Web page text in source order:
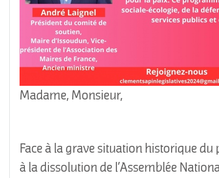
Madame, Monsieur,
Face à la grave situation historique du
à la dissolution de l’Assemblée